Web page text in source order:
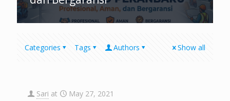
Categories Tags Authors Show all
Sari at May 27, 2021